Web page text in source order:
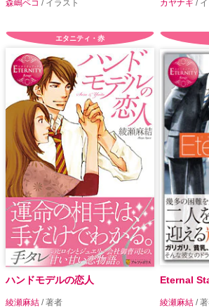
森嶋ペコ / イラスト カヤナギ /
エタニティ・赤
ハンドモデルの恋人
綾瀬麻結 / 著者
Eternal
綾瀬麻結 /